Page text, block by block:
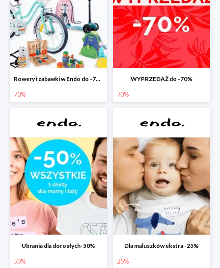
Rowery i zabawki w Endo do -70%
70%
WYPRZEDAŻ do -70%
70%
Ubrania dla dorosłych-50%
50%
Dla maluszków ekstra -25%
25%